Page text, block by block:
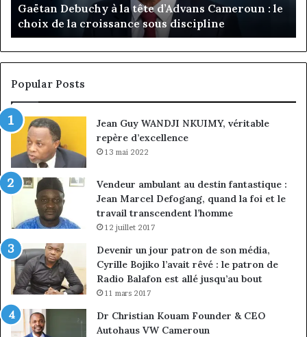
de
l’expérience
client
à
la
conquête
marché
des
entreprises
passe de l’expérience client à la conquête du
marché des entreprises
Popular Posts
Jean Guy WANDJI NKUIMY, véritable
repère d’excellence
13 mai 2022
Vendeur ambulant au destin fantastique :
Jean Marcel Defogang, quand la foi et le
travail transcendent l’homme
12 juillet 2017
Devenir un jour patron de son média,
Cyrille Bojiko l’avait rêvé : le patron de
Radio Balafon est allé jusqu’au bout
11 mars 2017
Dr Christian Kouam Founder & CEO
Autohaus VW Cameroun